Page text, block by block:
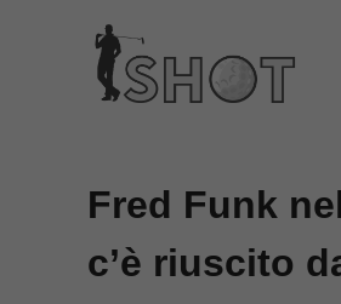
contenuto
Fred Funk
c’è riuscito